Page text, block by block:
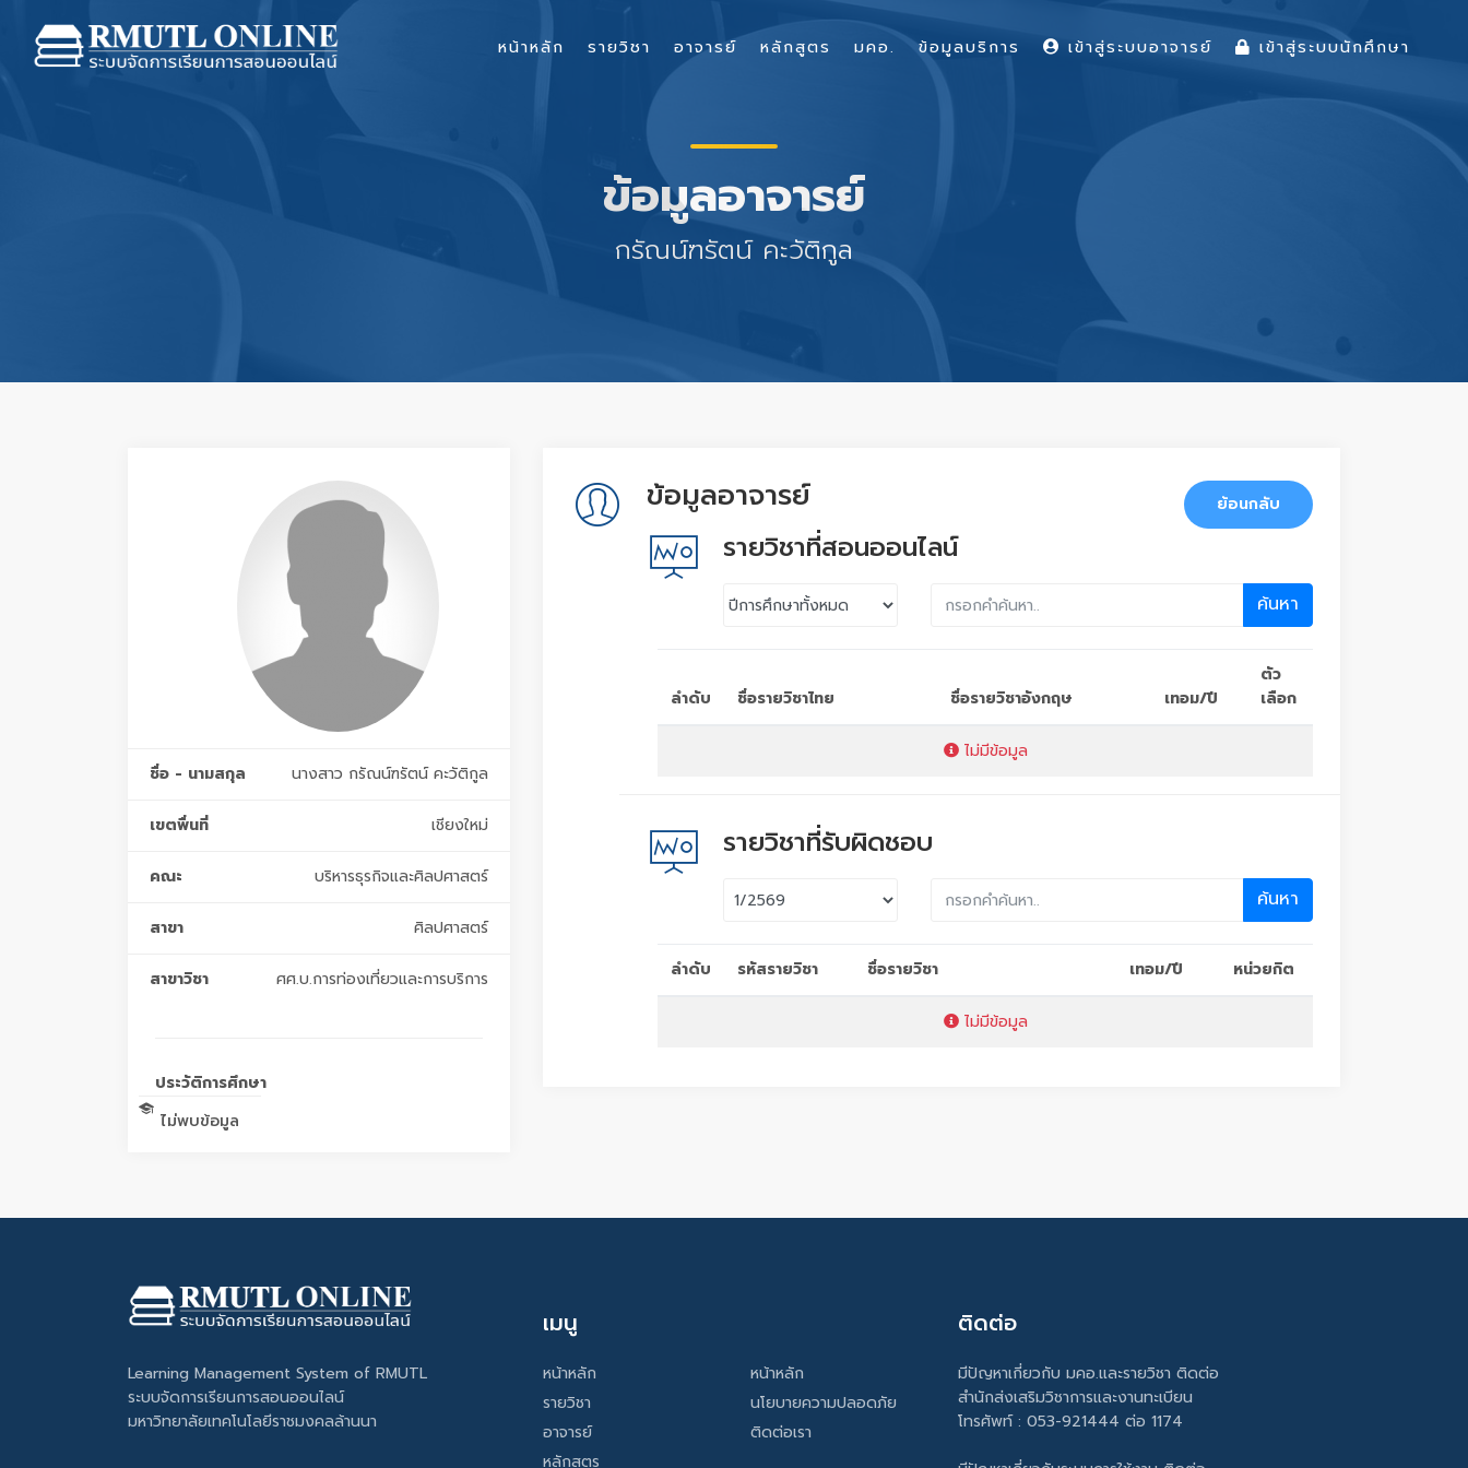
ข้อมูลอาจารย์
กรัณน์ฑรัตน์ คะวัติกูล
ชื่อ - นามสกุล นางสาว กรัณน์ฑรัตน์ คะวัติกูล
เขตพื่นที่ เชียงใหม่
คณะ บริหารธุรกิจและศิลปศาสตร์
สาขา ศิลปศาสตร์
สาขาวิชา ศศ.บ.การท่องเที่ยวและการบริการ
ประวัติการศึกษา
ไม่พบข้อมูล
ข้อมูลอาจารย์ ย้อนกลับ
รายวิชาที่สอนออนไลน์
ค้นหา
ลำดับ ชื่อรายวิชาไทย ชื่อรายวิชาอังกฤษ เทอม/ปี
ตัว
เลือก
ไม่มีข้อมูล
รายวิชาที่รับผิดชอบ
ค้นหา
ลำดับ รหัสรายวิชา ชื่อรายวิชา เทอม/ปี หน่วยกิต
ไม่มีข้อมูล
Learning Management System of RMUTL
ระบบจัดการเรียนการสอนออนไลน์
มหาวิทยาลัยเทคโนโลยีราชมงคลล้านนา
เมนู
หน้าหลัก
รายวิชา
อาจารย์
หลักสูตร
หน้าหลัก
นโยบายความปลอดภัย
ติดต่อเรา
ติดต่อ
มีปัญหาเกี่ยวกับ มคอ.และรายวิชา ติดต่อ
สำนักส่งเสริมวิชาการและงานทะเบียน
โทรศัพท์ : 053-921444 ต่อ 1174
หน้าหลัก รายวิชา อาจารย์ หลักสูตร มคอ. ข้อมูลบริการ เข้าสู่ระบบอาจารย์ เข้าสู่ระบบนักศึกษา